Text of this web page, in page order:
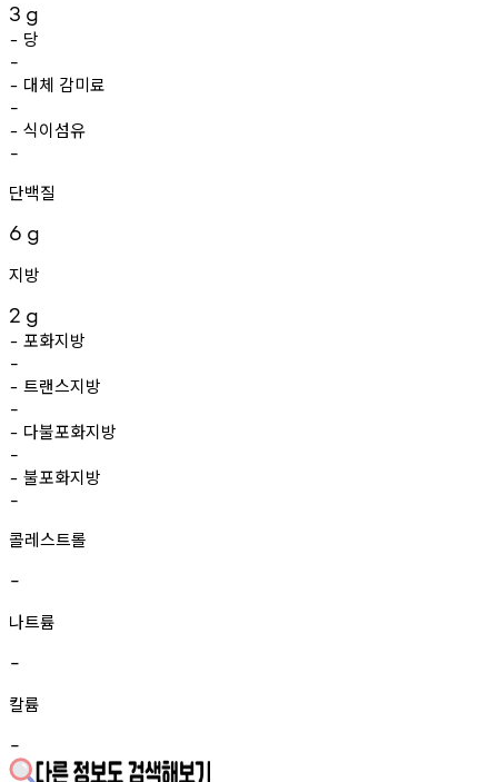
3 g
- 당
-
- 대체 감미료
-
- 식이섬유
-
단백질
6 g
지방
2 g
- 포화지방
-
- 트랜스지방
-
- 다불포화지방
-
- 불포화지방
-
콜레스트롤
-
나트륨
-
칼륨
-